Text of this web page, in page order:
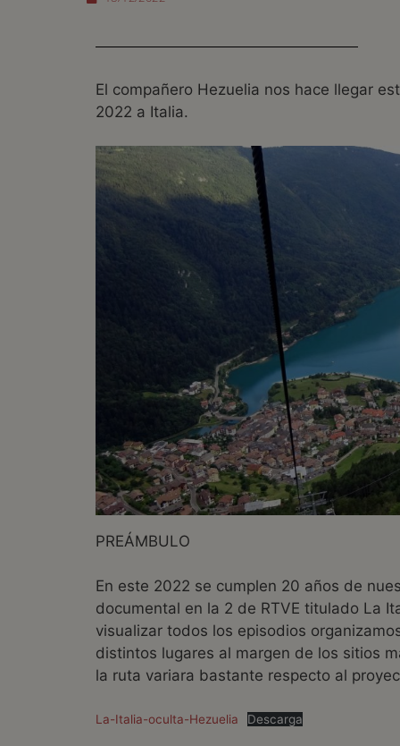
El compañero Hezuelia nos hace llegar
2022 a Italia.
PREÁMBULO
En este 2022 se cumplen 20 años de
documental en la 2 de RTVE titulado La
visualizar todos los episodios
distintos lugares al margen de los sitios
la ruta variara bastante respecto al
La-Italia-oculta-Hezuelia Descarga